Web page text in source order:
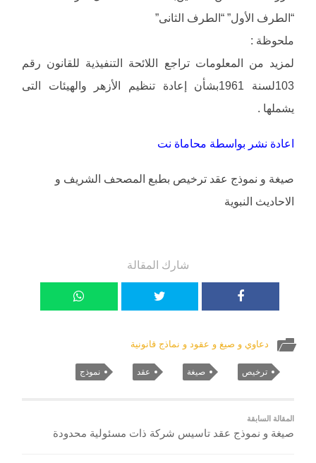
“الطرف الأول” “الطرف الثانى”
ملحوظة :
لمزيد من المعلومات تراجع اللائحة التنفيذية للقانون رقم
103لسنة 1961بشأن إعادة تنظيم الأزهر والهيئات التى
يشملها .
اعادة نشر بواسطة محاماة نت
صيغة و نموذج عقد ترخيص بطبع المصحف الشريف و
الاحاديث النبوية
شارك المقالة
دعاوي و صيغ و عقود و نماذج قانونية
ترخيص صيغة عقد نموذج
المقالة السابقة
صيغة و نموذج عقد تاسيس شركة ذات مسئولية محدودة